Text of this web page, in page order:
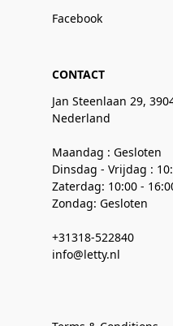
Facebook
CONTACT
Jan Steenlaan 29,
Nederland
Maandag : Gesloten
Dinsdag - Vrijdag :
Zaterdag: 10:00 -
Zondag: Gesloten
+31318-522840
info@letty.nl